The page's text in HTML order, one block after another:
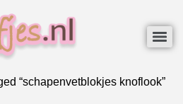
“schapenvetblokjes knoflook”